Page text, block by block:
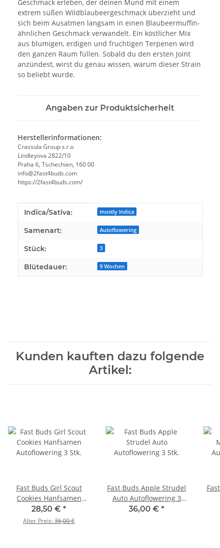
Geschmack erleben, der deinen Mund mit einem
extrem süßen Wildblaubeergeschmack überzieht und
sich beim Ausatmen langsam in einen Blaubeermuffin-
ähnlichen Geschmack verwandelt. Ein köstlicher Mix
aus blumigen, erdigen und fruchtigen Terpenen wird
den ganzen Raum füllen. Sobald du den ersten Joint
anzündest, wirst du genau wissen, warum dieser Strain
so beliebt wurde.
Angaben zur Produktsicherheit
Herstellerinformationen:
Crassula Group s.r.o
Lindleyova 2822/10
Praha 6, Tschechien, 160 00
info@2fast4buds.com
https://2fast4buds.com/
Produkteigenschaft
Wert
Indica/Sativa: mostly Indica
Samenart: Autoflowering
Stück: 3
Blütedauer: 9 Wochen
Kunden kauften dazu folgende
Artikel:
Fast Buds Girl Scout
Cookies Hanfsamen
Autoflowering 3 Stk.
28,50 € *
Alter Preis:36,00 €
Fast Buds Apple Strudel
Auto Autoflowering 3
Stk.
36,00 € *